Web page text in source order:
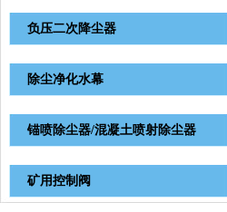
负压二次降尘器
除尘净化水幕
锚喷除尘器/混凝土喷射除尘器
矿用控制阀